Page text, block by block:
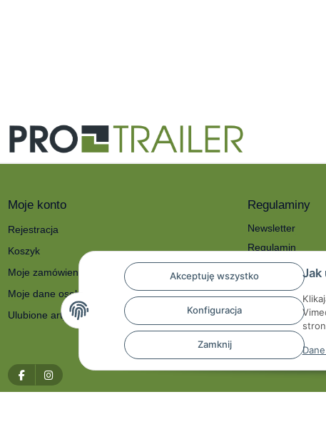
Akceptuję wszystko
Konfiguracja
Zamknij
Jak
Moje konto
Rejestracja
Koszyk
Moje zamówienia
Moje dane osobowe
Ulubione artykuły
Regulaminy
Newsletter
Regulamin
Polityka
Reklamacje i
Dane kontaktowe
Prawo do